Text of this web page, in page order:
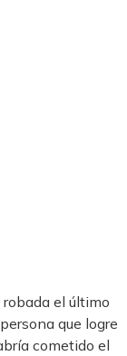
el último
que logre
cometido el